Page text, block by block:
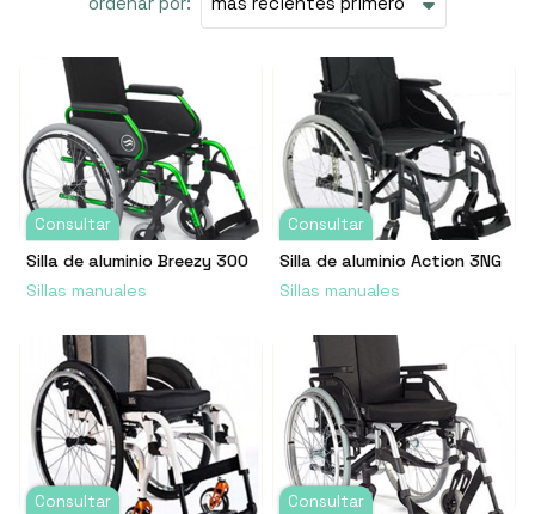
Silla de aluminio Breezy 300
Sillas manuales
Consultar
Silla de aluminio Action 3NG
Sillas manuales
Consultar
Consultar Consultar